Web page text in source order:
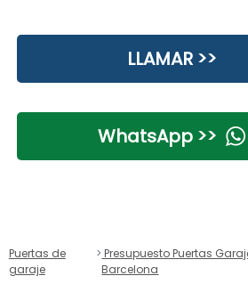
LLAMAR >>
WhatsApp >>
Puertas de
garaje
Presupuesto Puertas
Barcelona